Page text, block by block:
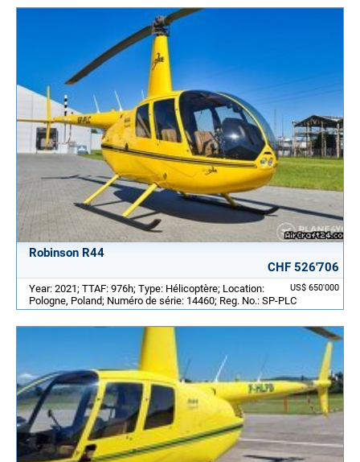
Robinson R44
CHF 526'706
US$ 650'000
Year: 2021; TTAF: 976h; Type: Hélicoptère; Location:
Pologne, Poland; Numéro de série: 14460; Reg. No.: SP-PLC